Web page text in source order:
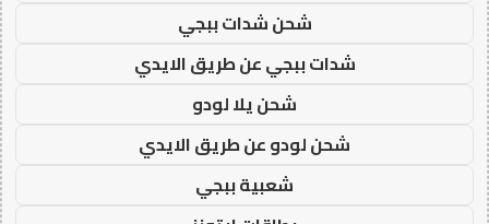
شحن شدات ببجي
شدات ببجي عن طريق الايدي
شحن يلا لودو
شحن لودو عن طريق الايدي
شعبية ببجي